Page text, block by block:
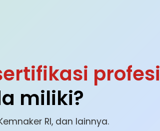
profesi
miliki?
RI, dan lainnya.